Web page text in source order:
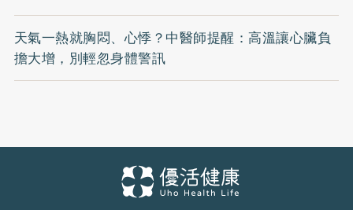
天氣一熱就胸悶、心悸？中醫師提醒：高溫讓心臟負
擔大增，別輕忽身體警訊